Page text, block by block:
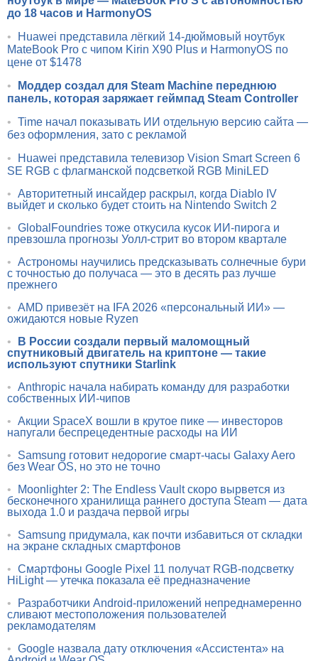
до 18 часов и HarmonyOS
•
Huawei представила лёгкий 14-дюймовый ноутбук
MateBook Pro с чипом Kirin X90 Plus и HarmonyOS по
цене от $1478
•
Моддер создал для Steam Machine переднюю
панель, которая заряжает геймпад Steam Controller
• Time начал показывать ИИ отдельную версию сайта —
без оформления, зато с рекламой
•
Huawei представила телевизор Vision Smart Screen 6
SE RGB с флагманской подсветкой RGB MiniLED
• Авторитетный инсайдер раскрыл, когда Diablo IV
выйдет и сколько будет стоить на Nintendo Switch 2
• GlobalFoundries тоже откусила кусок ИИ-пирога и
превзошла прогнозы Уолл-стрит во втором квартале
• Астрономы научились предсказывать солнечные бури
с точностью до получаса — это в десять раз лучше
прежнего
• AMD привезёт на IFA 2026 «персональный ИИ» —
ожидаются новые Ryzen
•
В России создали первый маломощный
спутниковый двигатель на криптоне — такие
используют спутники Starlink
• Anthropic начала набирать команду для разработки
собственных ИИ-чипов
• Акции SpaceX вошли в крутое пике — инвесторов
напугали беспрецедентные расходы на ИИ
•
Samsung готовит недорогие смарт-часы Galaxy Aero
без Wear OS, но это не точно
•
Moonlighter 2: The Endless Vault скоро вырвется из
бесконечного хранилища раннего доступа Steam — дата
выхода 1.0 и раздача первой игры
•
Samsung придумала, как почти избавиться от складки
на экране складных смартфонов
• Смартфоны Google Pixel 11 получат RGB-подсветку
HiLight — утечка показала её предназначение
•
Разработчики Android-приложений непреднамеренно
сливают местоположения пользователей
рекламодателям
• Google назвала дату отключения «Ассистента» на